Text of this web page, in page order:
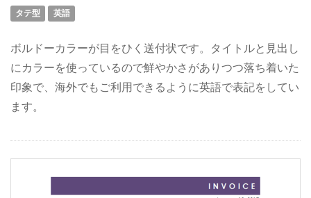
タテ型 英語
ボルドーカラーが目をひく送付状です。タイトルと見出し
にカラーを使っているので鮮やかさがありつつ落ち着いた
印象で、海外でもご利用できるように英語で表記をしてい
ます。